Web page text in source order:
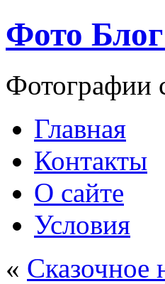
Фото
Фотографии
Главная
Контакты
О сайте
Условия
« Сказочное